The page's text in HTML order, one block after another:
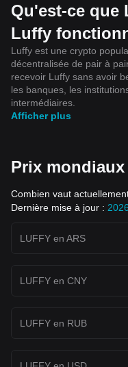
Qu'est-ce que
Luffy
Luffy est une crypto
décentralisée de pair à
recevoir Luffy sans avoir
les banques, les
intermédiaires.
Afficher plus
Prix
Combien vaut
Dernière mise à jour :
LUFFY en ARS
LUFFY en CNY
LUFFY en RUB